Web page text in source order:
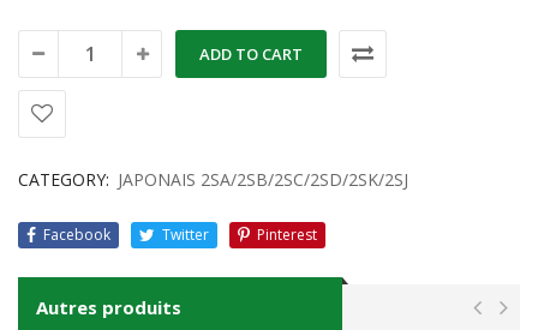
ADD TO CART
CATEGORY: JAPONAIS 2SA/2SB/2SC/2SD/2SK/2SJ
Facebook Twitter Pinterest
Autres produits